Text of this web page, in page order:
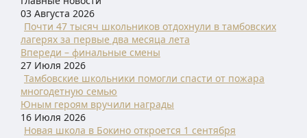
03 Августа 2026
Почти 47 тысяч школьников отдохнули в тамбовских
лагерях за первые два месяца лета
Впереди – финальные смены
27 Июля 2026
Тамбовские школьники помогли спасти от пожара
многодетную семью
Юным героям вручили награды
16 Июля 2026
Новая школа в Бокино откроется 1 сентября